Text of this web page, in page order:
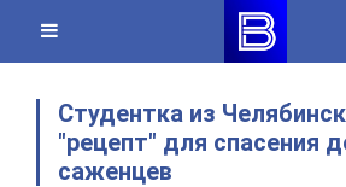
content
Студентка из
"рецепт" для спасения
саженцев